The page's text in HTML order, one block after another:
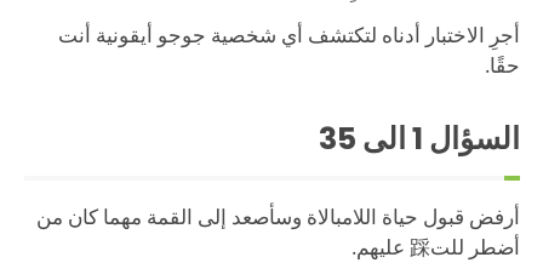
أجرِ الاختبار أدناه لتكتشف أي شخصية جوجو أيقونية أنت
حقًا.
السؤال 1الى 35
أرفض قبول حياة اللامبالاة وسأصعد إلى القمة مهما كان من
أضطر للت踩 عليهم.